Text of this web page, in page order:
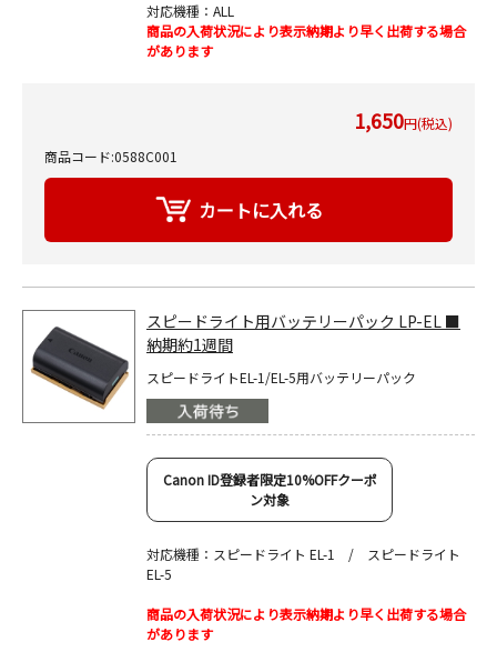
対応機種：ALL
商品の入荷状況により表示納期より早く出荷する場合
があります
1,650円(税込)
商品コード:0588C001
スピードライト用バッテリーパック LP-EL ■
納期約1週間
スピードライトEL-1/EL-5用バッテリーパック
Canon ID登録者限定10%OFFクーポ
ン対象
対応機種：スピードライト EL-1 / スピードライト
EL-5
商品の入荷状況により表示納期より早く出荷する場合
があります